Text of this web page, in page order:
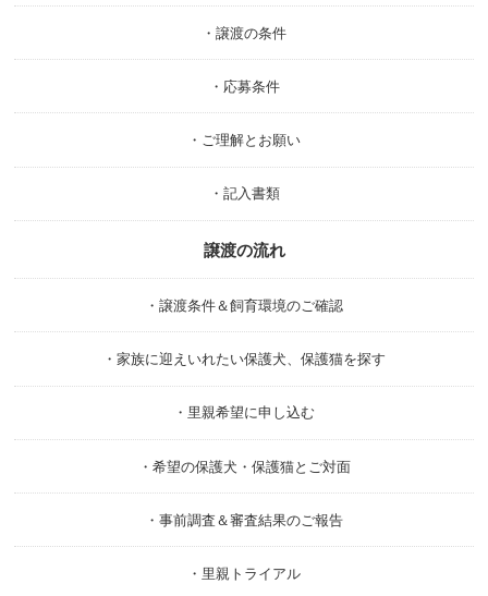
・譲渡の条件
・応募条件
・ご理解とお願い
・記入書類
譲渡の流れ
・譲渡条件＆飼育環境のご確認
・家族に迎えいれたい保護犬、保護猫を探す
・里親希望に申し込む
・希望の保護犬・保護猫とご対面
・事前調査＆審査結果のご報告
・里親トライアル